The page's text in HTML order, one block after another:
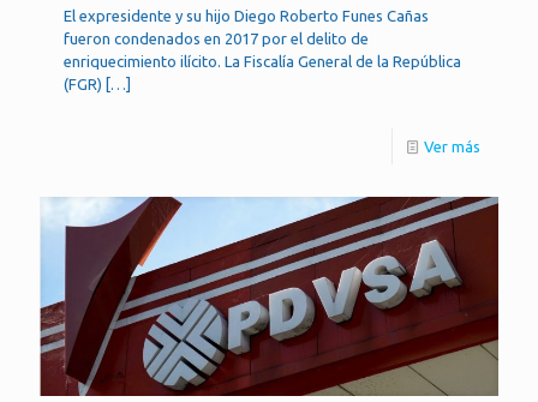
El expresidente y su hijo Diego Roberto Funes Cañas
fueron condenados en 2017 por el delito de
enriquecimiento ilícito. La Fiscalía General de la República
(FGR) […]
Ver más